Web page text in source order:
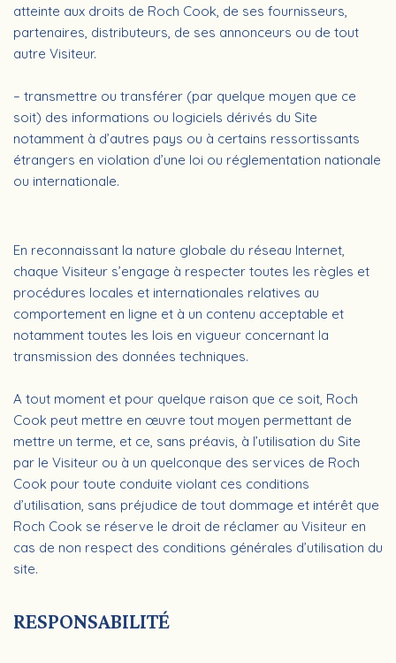
atteinte aux droits de Roch Cook, de ses fournisseurs,
partenaires, distributeurs, de ses annonceurs ou de tout
autre Visiteur.
– transmettre ou transférer (par quelque moyen que ce
soit) des informations ou logiciels dérivés du Site
notamment à d’autres pays ou à certains ressortissants
étrangers en violation d’une loi ou réglementation nationale
ou internationale.
En reconnaissant la nature globale du réseau Internet,
chaque Visiteur s’engage à respecter toutes les règles et
procédures locales et internationales relatives au
comportement en ligne et à un contenu acceptable et
notamment toutes les lois en vigueur concernant la
transmission des données techniques.
A tout moment et pour quelque raison que ce soit, Roch
Cook peut mettre en œuvre tout moyen permettant de
mettre un terme, et ce, sans préavis, à l’utilisation du Site
par le Visiteur ou à un quelconque des services de Roch
Cook pour toute conduite violant ces conditions
d’utilisation, sans préjudice de tout dommage et intérêt que
Roch Cook se réserve le droit de réclamer au Visiteur en
cas de non respect des conditions générales d’utilisation du
site.
RESPONSABILITÉ